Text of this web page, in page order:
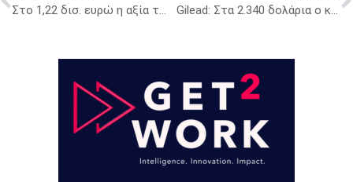
Στο 1,22 δισ. ευρώ η αξία των φαρμάκων που διακινούν τα φαρμακεία του ΕΟΠΥΥ Gilead: Στα 2.340 δολάρια ο κύκλος θεραπείας με remdesivir στις αναπτυγμένες χώρες